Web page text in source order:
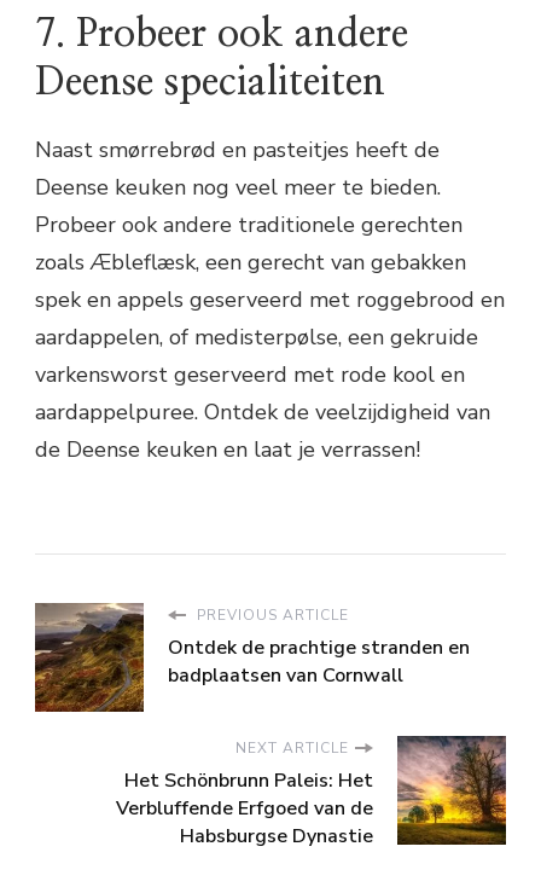
7. Probeer ook andere
Deense specialiteiten
Naast smørrebrød en pasteitjes heeft de
Deense keuken nog veel meer te bieden.
Probeer ook andere traditionele gerechten
zoals Æbleflæsk, een gerecht van gebakken
spek en appels geserveerd met roggebrood en
aardappelen, of medisterpølse, een gekruide
varkensworst geserveerd met rode kool en
aardappelpuree. Ontdek de veelzijdigheid van
de Deense keuken en laat je verrassen!
PREVIOUS ARTICLE
Ontdek de prachtige stranden en
badplaatsen van Cornwall
NEXT ARTICLE
Het Schönbrunn Paleis: Het
Verbluffende Erfgoed van de
Habsburgse Dynastie